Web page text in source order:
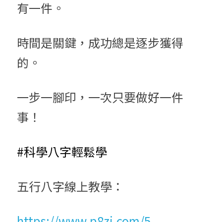
有一件。
時間是關鍵，成功總是逐步獲得
的。
一步一腳印，一次只要做好一件
事！
#科學八字輕鬆學
五行八字線上教學：